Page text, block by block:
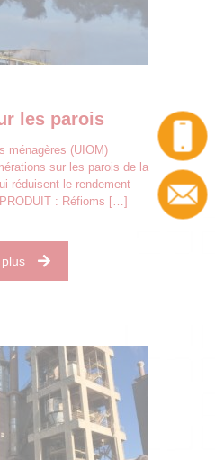
les parois
ménagères (UIOM)
sur les parois de la
réduisent le rendement
: Réfioms […]